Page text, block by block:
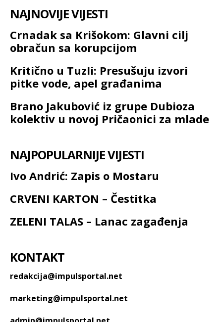
NAJNOVIJE VIJESTI
Crnadak sa Krišokom: Glavni cilj
obračun sa korupcijom
Kritično u Tuzli: Presušuju izvori
pitke vode, apel građanima
Brano Jakubović iz grupe Dubioza
kolektiv u novoj Pričaonici za mlade
NAJPOPULARNIJE VIJESTI
Ivo Andrić: Zapis o Mostaru
CRVENI KARTON – Čestitka
ZELENI TALAS – Lanac zagađenja
KONTAKT
redakcija@impulsportal.net
marketing@impulsportal.net